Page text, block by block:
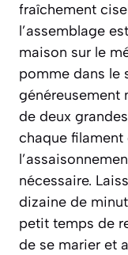
fraîchement
l’assemblage
maison sur le
pomme dans le
généreusement
de deux
chaque filament
nécessaire.
dizaine de
petit temps de
de se marier et